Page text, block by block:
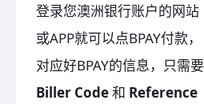
登录您澳洲银行账户的网站
或APP就可以点BPAY付款，
对应好BPAY的信息，只需要
Biller Code和 Reference